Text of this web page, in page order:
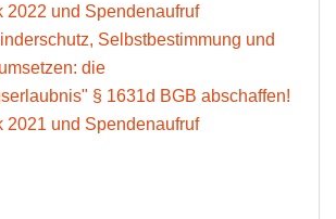
2022 und Spendenaufruf
Selbstbestimmung und
die
§ 1631d BGB abschaffen!
2021 und Spendenaufruf